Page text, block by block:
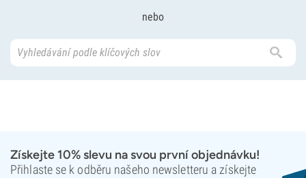
nebo
Získejte 10% slevu na svou první objednávku!
Přihlaste se k odběru našeho newsletteru a získejte